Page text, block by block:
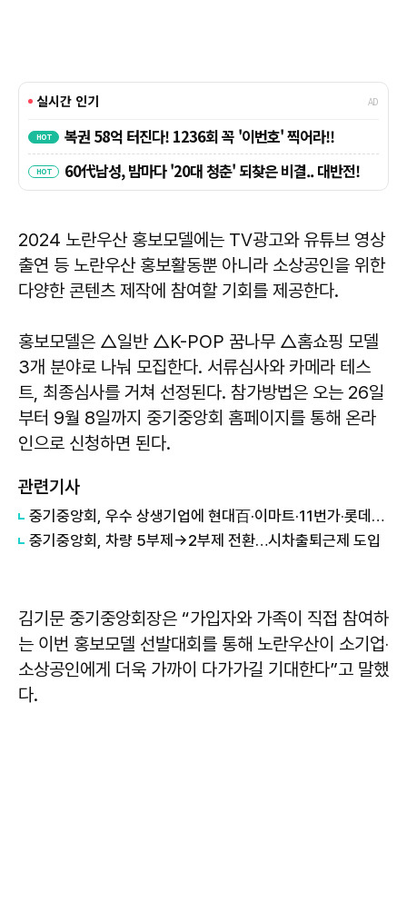
2024 노란우산 홍보모델에는 TV광고와 유튜브 영상
출연 등 노란우산 홍보활동뿐 아니라 소상공인을 위한
다양한 콘텐츠 제작에 참여할 기회를 제공한다.
홍보모델은 △일반 △K-POP 꿈나무 △홈쇼핑 모델
3개 분야로 나눠 모집한다. 서류심사와 카메라 테스
트, 최종심사를 거쳐 선정된다. 참가방법은 오는 26일
부터 9월 8일까지 중기중앙회 홈페이지를 통해 온라
인으로 신청하면 된다.
관련기사
중기중앙회, 우수 상생기업에 현대百·이마트·11번가·롯데온 선정
중기중앙회, 차량 5부제→2부제 전환…시차출퇴근제 도입
김기문 중기중앙회장은 “가입자와 가족이 직접 참여하
는 이번 홍보모델 선발대회를 통해 노란우산이 소기업‧
소상공인에게 더욱 가까이 다가가길 기대한다”고 말했
다.